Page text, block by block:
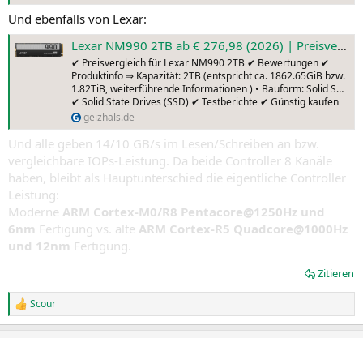
Und ebenfalls von Lexar:
Lexar NM990 2TB ab € 276,98 (2026) | Preisvergleich Geizhals Deutschland
✔ Preisvergleich für Lexar NM990 2TB ✔ Bewertungen ✔
Produktinfo ⇒ Kapazität: 2TB (entspricht ca. 1862.65GiB bzw.
1.82TiB, weiterführende Informationen ) • Bauform: Solid S…
✔ Solid State Drives (SSD) ✔ Testberichte ✔ Günstig kaufen
geizhals.de
Und alle geben 14/10 GB/s im Lesen/Schreiben an bzw.
vergleichbare IOPs-Leistung. Da beide Controller 8 Kanäle
haben, bleibt als Hauptunterschied die eigentliche Controller
Leistung:
Moderne ARM Cortex-M0/R8 Pentacore@1250Hz und
6nm Fertigung vs. alte ARM Cortex-R5 Quadcore@1000Hz
und 12nm Fertigung.
Zitieren
R
e
Scour